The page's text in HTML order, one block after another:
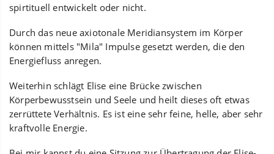
spirtituell entwickelt oder nicht.
Durch das neue axiotonale Meridiansystem im Körper
können mittels "Mila" Impulse gesetzt werden, die den
Energiefluss anregen.
Weiterhin schlägt Elise eine Brücke zwischen
Körperbewusstsein und Seele und heilt dieses oft etwas
zerrüttete Verhältnis. Es ist eine sehr feine, helle, aber sehr
kraftvolle Energie.